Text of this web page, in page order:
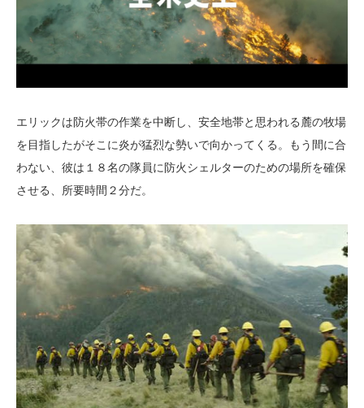
エリックは防火帯の作業を中断し、安全地帯と思われる麓の牧場
を目指したがそこに炎が猛烈な勢いで向かってくる。もう間に合
わない、彼は１８名の隊員に防火シェルターのための場所を確保
させる、所要時間２分だ。